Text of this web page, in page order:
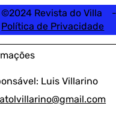
©2024 Revista do Villa
Política de Privacidade
Luis Villarino